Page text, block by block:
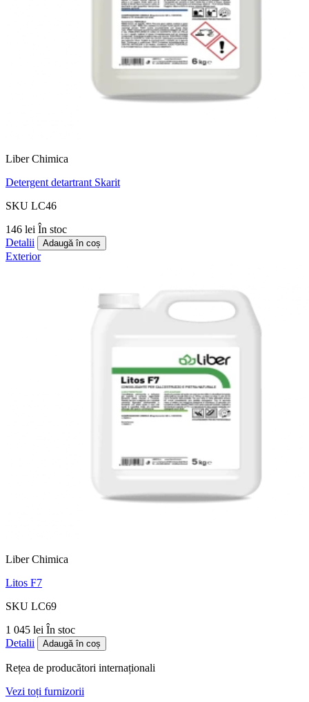
Liber Chimica
Detergent detartrant Skarit
SKU LC46
146 lei În stoc
Detalii
Adaugă în coș
Exterior
Liber Chimica
Litos F7
SKU LC69
1 045 lei În stoc
Detalii
Adaugă în coș
Rețea de producători internaționali
Vezi toți furnizorii